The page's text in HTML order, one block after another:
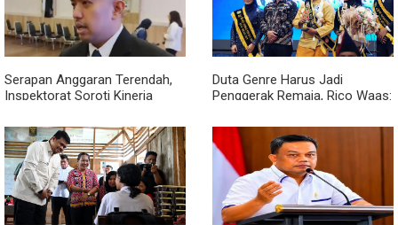
Serapan Anggaran Terendah,
Inspektorat Soroti Kinerja
Duta Genre Harus Jadi
Penggerak Remaja, Rico Waas:
Acara